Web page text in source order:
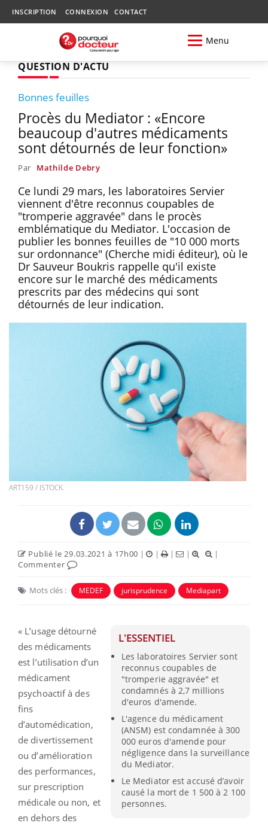
INSCRIPTION CONNEXION CONTACT
Menu
QUESTION D'ACTU
Bonnes feuilles
Procès du Mediator : «Encore
beaucoup d'autres médicaments
sont détournés de leur fonction»
Par Mathilde Debry
Ce lundi 29 mars, les laboratoires Servier
viennent d'être reconnus coupables de
"tromperie aggravée" dans le procès
emblématique du Mediator. L'occasion de
publier les bonnes feuilles de "10 000 morts
sur ordonnance" (Cherche midi éditeur), où le
Dr Sauveur Boukris rappelle qu'il existe
encore sur le marché des médicaments
prescrits par des médecins qui sont
détournés de leur indication.
ART159 / ISTOCK.
Publié le 29.03.2021 à 17h00 | | | |
|
Commenter
Mots clés : MEDEF jurisprudence Mediapart
L'ESSENTIEL
Les laboratoires Servier sont
reconnus coupables de
"tromperie aggravée" et
condamnés à 2,7 millions
d'euros d'amende.
L'agence du médicament
(ANSM) est condamnée à 300
000 euros d'amende pour
négligence dans la surveillance
du Mediator.
Le Mediator est accusé d’avoir
causé la mort de 1 500 à 2 100
personnes.
« L’usage détourné
des médicaments
est l’utilisation d’un
médicament
psychoactif à des
fins
d’automédication,
de divertissement
ou d’amélioration
des performances,
sur prescription
médicale ou non, et
en dehors des